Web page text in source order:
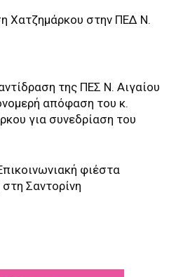
Χατζημάρκου στην ΠΕΔ Ν.
της ΠΕΣ Ν. Αιγαίου
απόφαση του κ.
για συνεδρίαση του
φιέστα
Σαντορίνη